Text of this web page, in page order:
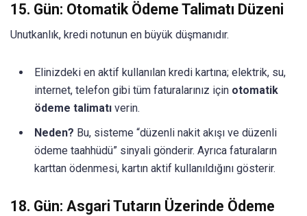
15. Gün: Otomatik Ödeme Talimatı Düzeni
Unutkanlık, kredi notunun en büyük düşmanıdır.
Elinizdeki en aktif kullanılan kredi kartına; elektrik, su,
internet, telefon gibi tüm faturalarınız için otomatik
ödeme talimatı verin.
Neden? Bu, sisteme “düzenli nakit akışı ve düzenli
ödeme taahhüdü” sinyali gönderir. Ayrıca faturaların
karttan ödenmesi, kartın aktif kullanıldığını gösterir.
18. Gün: Asgari Tutarın Üzerinde Ödeme